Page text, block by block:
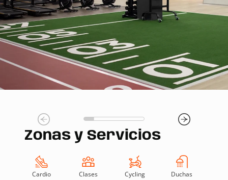
Zonas y Servicios
Cardio Clases Cycling Duchas